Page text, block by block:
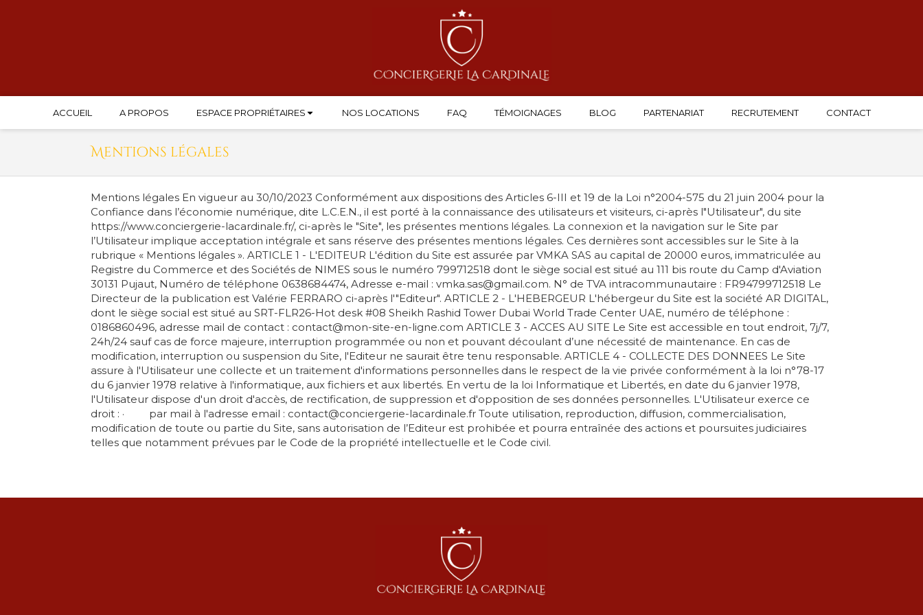
ACCUEIL A PROPOS ESPACE PROPRIÉTAIRES NOS LOCATIONS FAQ TÉMOIGNAGES BLOG PARTENARIAT RECRUTEMENT CONTACT
Mentions légales
Mentions légales En vigueur au 30/10/2023 Conformément aux dispositions des Articles 6-III et 19 de la Loi n°2004-575 du 21 juin 2004 pour la
Confiance dans l’économie numérique, dite L.C.E.N., il est porté à la connaissance des utilisateurs et visiteurs, ci-après l"Utilisateur", du site
https://www.conciergerie-lacardinale.fr/, ci-après le "Site", les présentes mentions légales. La connexion et la navigation sur le Site par
l’Utilisateur implique acceptation intégrale et sans réserve des présentes mentions légales. Ces dernières sont accessibles sur le Site à la
rubrique « Mentions légales ». ARTICLE 1 - L'EDITEUR L'édition du Site est assurée par VMKA SAS au capital de 20000 euros, immatriculée au
Registre du Commerce et des Sociétés de NIMES sous le numéro 799712518 dont le siège social est situé au 111 bis route du Camp d'Aviation
30131 Pujaut, Numéro de téléphone 0638684474, Adresse e-mail : vmka.sas@gmail.com. N° de TVA intracommunautaire : FR94799712518 Le
Directeur de la publication est Valérie FERRARO ci-après l'"Editeur". ARTICLE 2 - L'HEBERGEUR L'hébergeur du Site est la société AR DIGITAL,
dont le siège social est situé au SRT-FLR26-Hot desk #08 Sheikh Rashid Tower Dubai World Trade Center UAE, numéro de téléphone :
0186860496, adresse mail de contact : contact@mon-site-en-ligne.com ARTICLE 3 - ACCES AU SITE Le Site est accessible en tout endroit, 7j/7,
24h/24 sauf cas de force majeure, interruption programmée ou non et pouvant découlant d’une nécessité de maintenance. En cas de
modification, interruption ou suspension du Site, l'Editeur ne saurait être tenu responsable. ARTICLE 4 - COLLECTE DES DONNEES Le Site
assure à l'Utilisateur une collecte et un traitement d'informations personnelles dans le respect de la vie privée conformément à la loi n°78-17
du 6 janvier 1978 relative à l'informatique, aux fichiers et aux libertés. En vertu de la loi Informatique et Libertés, en date du 6 janvier 1978,
l'Utilisateur dispose d'un droit d'accès, de rectification, de suppression et d'opposition de ses données personnelles. L'Utilisateur exerce ce
droit : · par mail à l'adresse email : contact@conciergerie-lacardinale.fr Toute utilisation, reproduction, diffusion, commercialisation,
modification de toute ou partie du Site , sans autorisation de l’Editeur est prohibée et pourra entraînée des actions et poursuites judiciaires
telles que notamment prévues par le Code de la propriété intellectuelle et le Code civil.